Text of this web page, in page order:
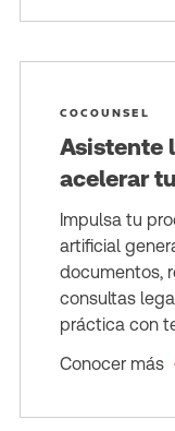
COCOUNSEL
Asistente
acelerar
Impulsa tu
artificial
documentos,
consultas
práctica con
Conocer más